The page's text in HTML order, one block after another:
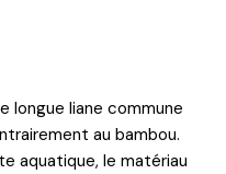
longue liane commune
au bambou.
aquatique, le matériau